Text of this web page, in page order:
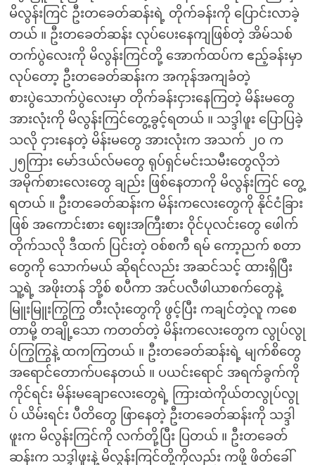
မိလွန်းကြင် ဦးတခေတ်ဆန်းရဲ့ တိုက်ခန်းကို ပြောင်းလာခဲ့
တယ် ။ ဦးတခေတ်ဆန်း လုပ်ပေးနေကျဖြစ်တဲ့ အိမ်သစ်
တက်ပွဲလေးကို မိလွန်းကြင်တို့ အောက်ထပ်က ဧည့်ခန်းမှာ
လုပ်တော့ ဦးတခေတ်ဆန်းက အကုန်အကျခံတဲ့
စားပွဲသောက်ပွဲလေးမှာ တိုက်ခန်းငှားနေကြတဲ့ မိန်းမတွေ
အားလုံးကို မိလွန်းကြင်တွေ့ခွင့်ရတယ် ။ သဒ္ဒါဖူး ပြောပြခဲ့
သလို ငှားနေတဲ့ မိန်းမတွေ အားလုံးက အသက် ၂၀ က
၂၅ကြား မော်ဒယ်လ်မတွေ ရုပ်ရှင်မင်းသမီးတွေလိုဘဲ
အမိုက်စားလေးတွေ ချည်း ဖြစ်နေတာကို မိလွန်းကြင် တွေ့
ရတယ် ။ ဦးတခေတ်ဆန်းက မိန်းကလေးတွေကို နိုင်ငံခြား
ဖြစ် အကောင်းစား ဈေးအကြီးစား ဝိုင်ပုလင်းတွေ ဖေါက်
တိုက်သလို ဒီထက် ပြင်းတဲ့ ဝစ်စကီ ရမ် ကော့ညက် စတာ
တွေကို သောက်မယ် ဆိုရင်လည်း အဆင်သင့် ထားရှိပြီး
သူ့ရဲ့ အဖိုးတန် ဘို့စ် စပီကာ အင်ပလီဖါယာစက်တွေနဲ့
မြူးမြူးကြွကြွ တီးလုံးတွေကို ဖွင့်ပြီး ကချင်တဲ့လူ ကစေ
တာမို့ တချို့သော ကတတ်တဲ့ မိန်းကလေးတွေက လွုပ်လွု
ပ်ကြွကြွနဲ့ ထကကြတယ် ။ ဦးတခေတ်ဆန်းရဲ့ မျက်စိတွေ
အရောင်တောက်ပနေတယ် ။ ပယင်းရောင် အရက်ခွက်ကို
ကိုင်ရင်း မိန်းမချောလေးတွေရဲ့ ကြားထဲကိုယ်တလွုပ်လွု
ပ် ယိမ်းရင်း ပီတိတွေ ဖြာနေတဲ့ ဦးတခေတ်ဆန်းကို သဒ္ဒါ
ဖူးက မိလွန်းကြင်ကို လက်တို့ပြီး ပြတယ် ။ ဦးတခေတ်
ဆန်းက သဒ္ဒါဖူးနဲ့ မိလွန်းကြင်တို့ကိုလည်း ကဖို့ ဖိတ်ခေါ်